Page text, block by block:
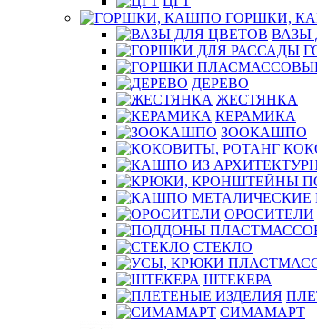
ГОРШКИ,
ВАЗЫ
ДЕРЕВО
ЖЕСТЯНКА
КЕРАМИКА
ЗООКАШПО
ОРОСИТЕЛИ
СТЕКЛО
ШТЕКЕРА
СИМАМАРТ